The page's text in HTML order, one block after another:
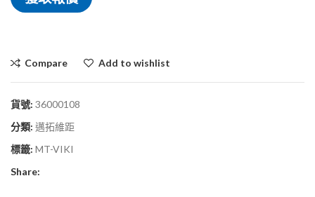
Compare Add to wishlist
貨號: 36000108
分類: 邁拓維距
標籤: MT-VIKI
Share: